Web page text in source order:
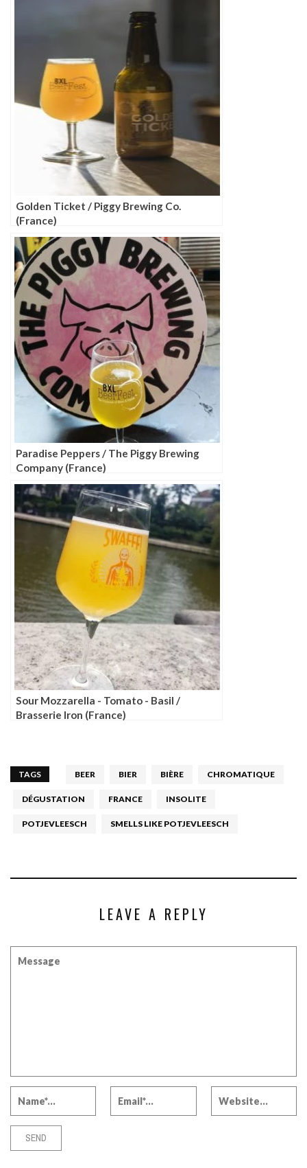
Golden Ticket / Piggy Brewing Co.
(France)
Paradise Peppers / The Piggy Brewing
Company (France)
Sour Mozzarella - Tomato - Basil /
Brasserie Iron (France)
TAGS BEER BIER BIÈRE CHROMATIQUE
DÉGUSTATION FRANCE INSOLITE
POTJEVLEESCH SMELLS LIKE POTJEVLEESCH
LEAVE A REPLY